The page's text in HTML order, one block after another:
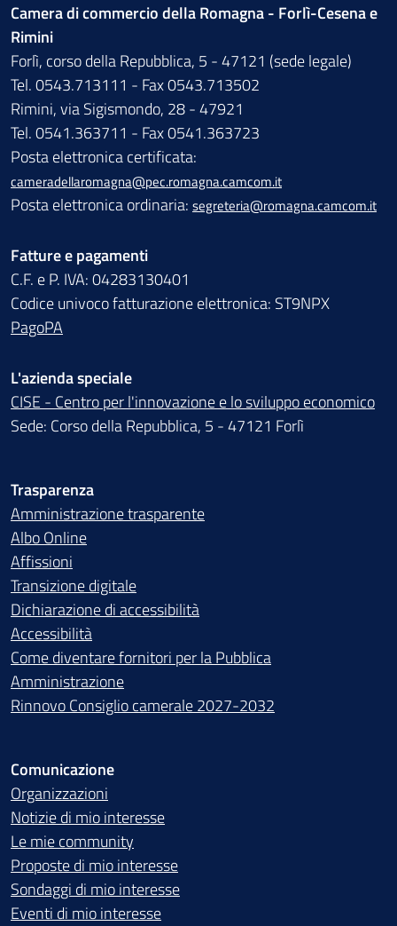
Camera di commercio della Romagna - Forlì-Cesena e
Rimini
Forlì, corso della Repubblica, 5 - 47121 (sede legale)
Tel. 0543.713111 - Fax 0543.713502
Rimini, via Sigismondo, 28 - 47921
Tel. 0541.363711 - Fax 0541.363723
Posta elettronica certificata:
cameradellaromagna@pec.romagna.camcom.it
Posta elettronica ordinaria: segreteria@romagna.camcom.it
Fatture e pagamenti
C.F. e P. IVA: 04283130401
Codice univoco fatturazione elettronica: ST9NPX
PagoPA
L'azienda speciale
CISE - Centro per l'innovazione e lo sviluppo economico
Sede: Corso della Repubblica, 5 - 47121 Forlì
Trasparenza
Amministrazione trasparente
Albo Online
Affissioni
Transizione digitale
Dichiarazione di accessibilità
Accessibilità
Come diventare fornitori per la Pubblica
Amministrazione
Rinnovo Consiglio camerale 2027-2032
Comunicazione
Organizzazioni
Notizie di mio interesse
Le mie community
Proposte di mio interesse
Sondaggi di mio interesse
Eventi di mio interesse